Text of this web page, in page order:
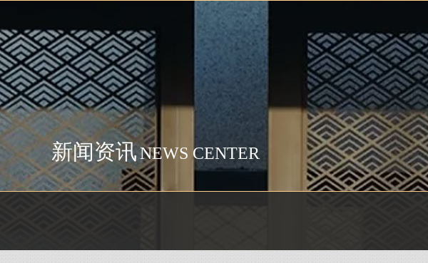
新闻资讯NEWS CENTER